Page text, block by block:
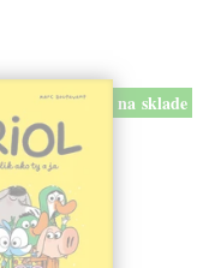
na sklade